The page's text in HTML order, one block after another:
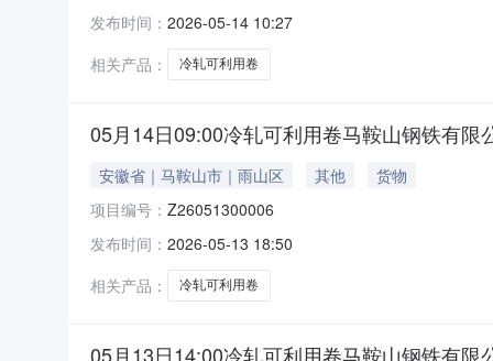
发布时间： 2026-05-14 10:27
相关产品：
冷轧可利用卷
05月14日09:00冷轧可利用卷马鞍山钢铁有限
安徽省｜马鞍山市｜雨山区 其他
货物
项目编号： Z26051300006
发布时间： 2026-05-13 18:50
相关产品：
冷轧可利用卷
05月13日14:00冷轧可利用卷马鞍山钢铁有限